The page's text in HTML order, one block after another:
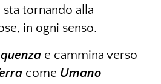
tornando alla
in ogni senso.
e cammina verso
come Umano